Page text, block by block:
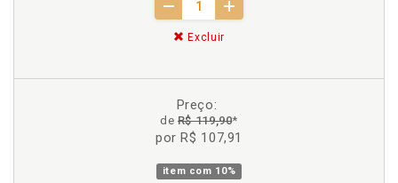
Excluir
Preço:
deR$ 119,90*
por R$ 107,91
item com 10%